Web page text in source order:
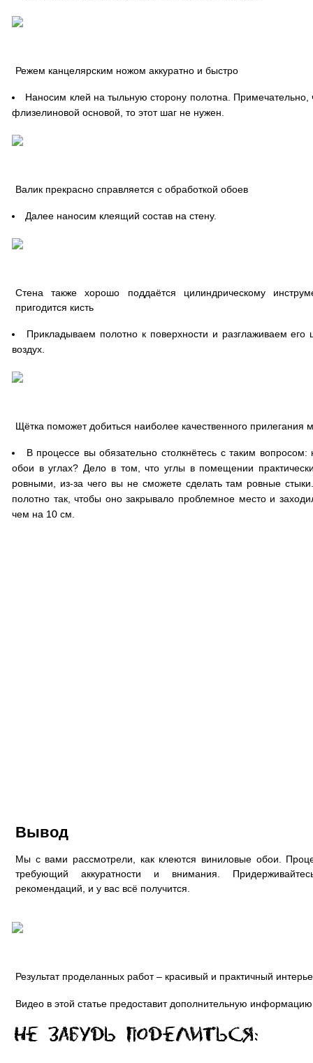
Режем канцелярским ножом аккуратно и быстро
Наносим клей на тыльную сторону полотна. Примечательно,
флизелиновой основой, то этот шаг не нужен.
Валик прекрасно справляется с обработкой обоев
Далее наносим клеящий состав на стену.
Стена также хорошо поддаётся цилиндрическому
пригодится кисть
Прикладываем полотно к поверхности и разглаживаем его
воздух.
Щётка поможет добиться наиболее качественного прилегания
В процессе вы обязательно столкнётесь с таким вопросом:
обои в углах? Дело в том, что углы в помещении
ровными, из-за чего вы не сможете сделать там ровные
полотно так, чтобы оно закрывало проблемное место и
чем на 10 см.
Вывод
Мы с вами рассмотрели, как клеются виниловые обои.
требующий аккуратности и внимания.
рекомендаций, и у вас всё получится.
Результат проделанных работ – красивый и практичный
Видео в этой статье предоставит дополнительную